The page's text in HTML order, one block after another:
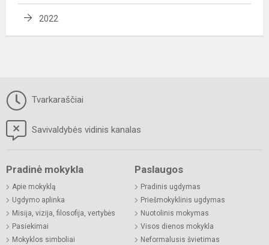
2022
Tvarkaraščiai
Savivaldybės vidinis kanalas
Pradinė mokykla
Apie mokyklą
Ugdymo aplinka
Misija, vizija, filosofija, vertybės
Pasiekimai
Mokyklos simboliai
Paslaugos
Pradinis ugdymas
Priešmokyklinis ugdymas
Nuotolinis mokymas
Visos dienos mokykla
Neformalusis švietimas